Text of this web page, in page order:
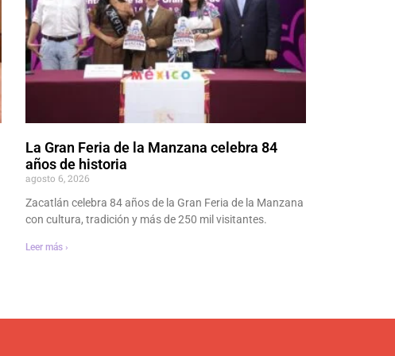
La Gran Feria de la Manzana celebra 84
años de historia
agosto 6, 2026
Zacatlán celebra 84 años de la Gran Feria de la Manzana
con cultura, tradición y más de 250 mil visitantes.
Leer más ›